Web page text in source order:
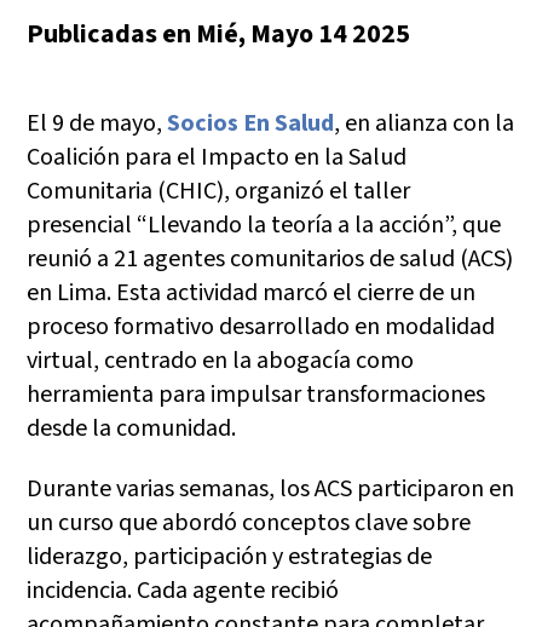
Publicadas en Mié, Mayo 14 2025
El 9 de mayo,Socios En Salud, en alianza con la
Coalición para el Impacto en la Salud
Comunitaria (CHIC), organizó el taller
presencial “Llevando la teoría a la acción”, que
reunió a 21 agentes comunitarios de salud (ACS)
en Lima. Esta actividad marcó el cierre de un
proceso formativo desarrollado en modalidad
virtual, centrado en la abogacía como
herramienta para impulsar transformaciones
desde la comunidad.
Durante varias semanas, los ACS participaron en
un curso que abordó conceptos clave sobre
liderazgo, participación y estrategias de
incidencia. Cada agente recibió